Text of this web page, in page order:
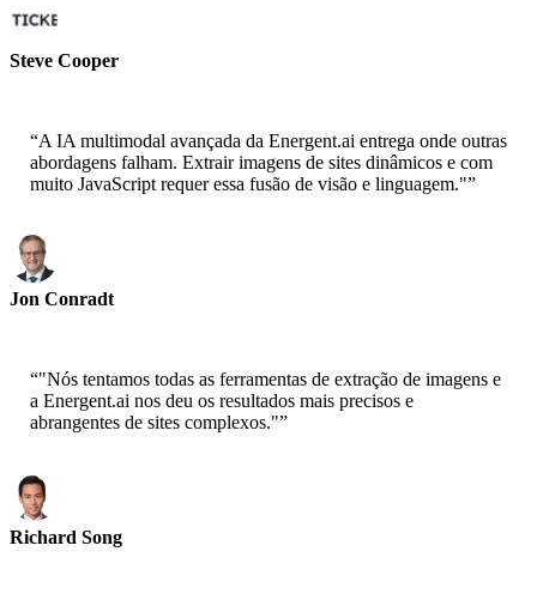
Steve Cooper
“A IA multimodal avançada da Energent.ai entrega onde outras
abordagens falham. Extrair imagens de sites dinâmicos e com
muito JavaScript requer essa fusão de visão e linguagem."”
Jon Conradt
“"Nós tentamos todas as ferramentas de extração de imagens e
a Energent.ai nos deu os resultados mais precisos e
abrangentes de sites complexos."”
Richard Song